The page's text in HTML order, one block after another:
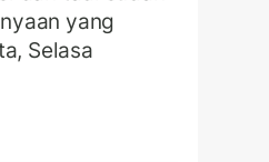
yang
Selasa